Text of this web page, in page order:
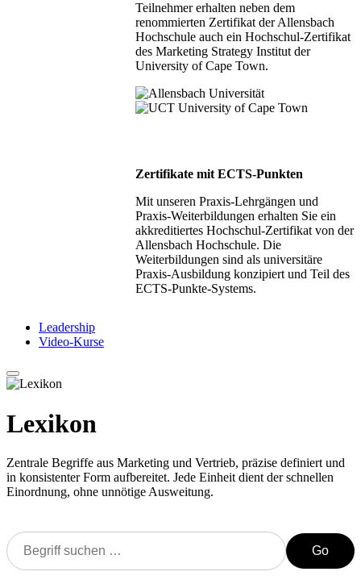
Teilnehmer erhalten neben dem
renommierten Zertifikat der Allensbach
Hochschule auch ein Hochschul-Zertifikat
des Marketing Strategy Institut der
University of Cape Town.
Zertifikate mit ECTS-Punkten
Mit unseren Praxis-Lehrgängen und
Praxis-Weiterbildungen erhalten Sie ein
akkreditiertes Hochschul-Zertifikat von der
Allensbach Hochschule. Die
Weiterbildungen sind als universitäre
Praxis-Ausbildung konzipiert und Teil des
ECTS-Punkte-Systems.
Leadership
Video-Kurse
Lexikon
Zentrale Begriffe aus Marketing und Vertrieb, präzise definiert und
in konsistenter Form aufbereitet. Jede Einheit dient der schnellen
Einordnung, ohne unnötige Ausweitung.
Go